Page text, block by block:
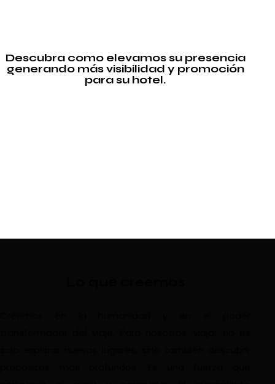
Descubra como elevamos su presencia
generando más visibilidad y promoción
para su hotel.